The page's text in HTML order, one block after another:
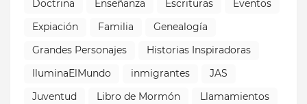
Doctrina
Enseñanza Escrituras
Eventos
Expiación
Familia
Genealogía
Grandes Personajes
Historias Inspiradoras
IluminaElMundo
inmigrantes
JAS
Juventud
Libro de Mormón
Llamamientos